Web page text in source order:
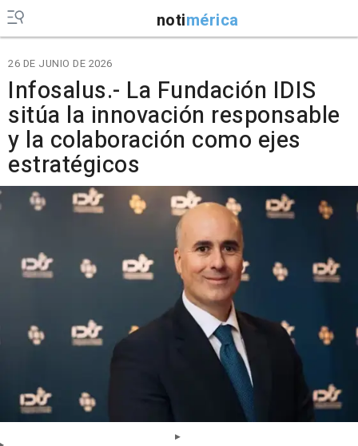
notimérica
26 DE JUNIO DE 2026
Infosalus.- La Fundación IDIS
sitúa la innovación responsable
y la colaboración como ejes
estratégicos